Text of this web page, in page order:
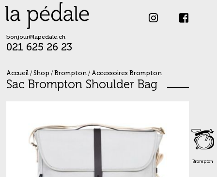
Skip
content
bonjour@lapedale.ch
021 625 26 23
Brompton
Accueil/ Shop / Brompton/ Accessoires Brompton
Sac Brompton Shoulder Bag